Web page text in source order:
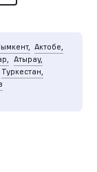
Актобе,
Атырау,
Туркестан,